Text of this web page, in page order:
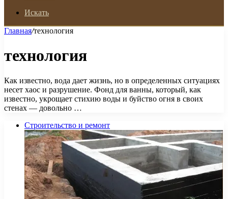
Искать
Главная/технология
технология
Как известно, вода дает жизнь, но в определенных ситуациях
несет хаос и разрушение. Фонд для ванны, который, как
известно, укрощает стихию воды и буйство огня в своих
стенах — довольно …
Строительство и ремонт